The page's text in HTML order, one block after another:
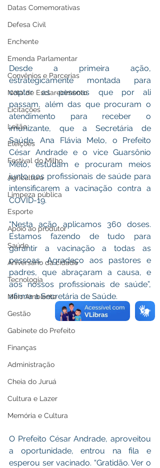
Datas Comemorativas
Defesa Civil
Enchente
Emenda Parlamentar
Convênios e Parcerias
Nota de Esclarecimento
Licitações
Leilão
Eleições
Festival do Milho
Agricultura
Limpeza pública
Esporte
Apoio ao produtor
Saúde
Aniversário da cidade
Tecnologia
Meio Ambiente
Gestão
Gabinete do Prefeito
Finanças
Administração
Cheia do Juruá
Cultura e Lazer
Memória e Cultura
Desde a primeira ação,
estrategicamente montada para
captar as pessoas que por ali
passam, além das que procuram o
atendimento para receber o
imunizante, que a Secretária de
Saúde, Ana Flávia Melo, o Prefeito
César Andrade e o vice Guarsônio
Melo, estudam e procuram meios
junto aos profissionais de saúde para
intensificarem a vacinação contra a
COVID-19.
“Nesta ação aplicamos 360 doses.
Estamos fazendo de tudo para
garantir a vacinação a todas as
pessoas. Agradeço aos pastores e
padres, que abraçaram a causa, e
aos nossos profissionais de saúde”,
afirma a Secretária de Saúde.
O Prefeito César Andrade, aproveitou
a oportunidade, entrou na fila e
esperou ser vacinado. “Gratidão. Ver o